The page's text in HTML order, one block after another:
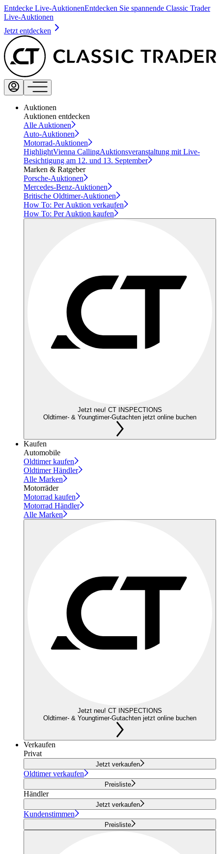
Entdecke Live-AuktionenEntdecken Sie spannende Classic Trader
Live-Auktionen
Jetzt entdecken
Auktionen
Auktionen entdecken
Alle Auktionen
Auto-Auktionen
Motorrad-Auktionen
HighlightVienna CallingAuktionsveranstaltung mit Live-
Besichtigung am 12. und 13. September
Marken & Ratgeber
Porsche-Auktionen
Mercedes-Benz-Auktionen
Britische Oldtimer-Auktionen
How To: Per Auktion verkaufen
How To: Per Auktion kaufen
Jetzt neu! CT INSPECTIONS
Oldtimer- & Youngtimer-Gutachten jetzt online buchen
Kaufen
Automobile
Oldtimer kaufen
Oldtimer Händler
Alle Marken
Motorräder
Motorrad kaufen
Motorrad Händler
Alle Marken
Jetzt neu! CT INSPECTIONS
Oldtimer- & Youngtimer-Gutachten jetzt online buchen
Verkaufen
Privat
Jetzt verkaufen
Oldtimer verkaufen
Preisliste
Händler
Jetzt verkaufen
Kundenstimmen
Preisliste